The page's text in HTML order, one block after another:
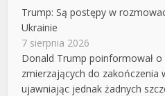
Trump: Są postępy w
Ukrainie
7 sierpnia 2026
Donald Trump poinformował
zmierzających do zakończenia
ujawniając jednak żadnych